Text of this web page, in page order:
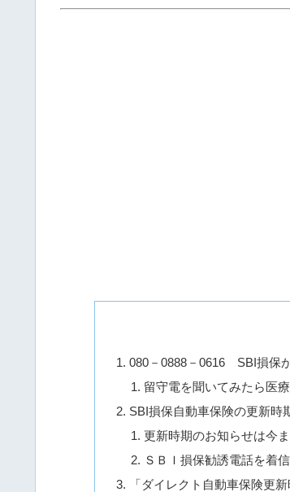
080－0888－0616 SBI損保
留守電を聞いてみたら医
SBI損保自動車保険の更新時
更新時期のお知らせは今
ＳＢＩ損保勧誘電話を着
「ダイレクト自動車保険更